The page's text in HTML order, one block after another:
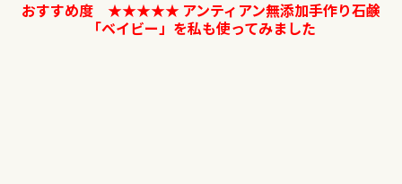
おすすめ度 ★★★★★ アンティアン無添加手作り石鹸
「ベイビー」を私も使ってみました